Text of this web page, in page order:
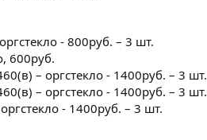
- 800руб. – 3 шт.
600руб.
– оргстекло - 1400руб. – 3 шт.
– оргстекло - 1400руб. – 3 шт.
- 1400руб. – 3 шт.